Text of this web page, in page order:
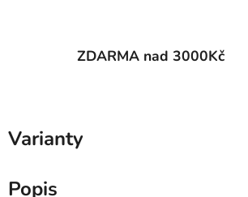
ZDARMA nad 3000Kč
Varianty
Popis